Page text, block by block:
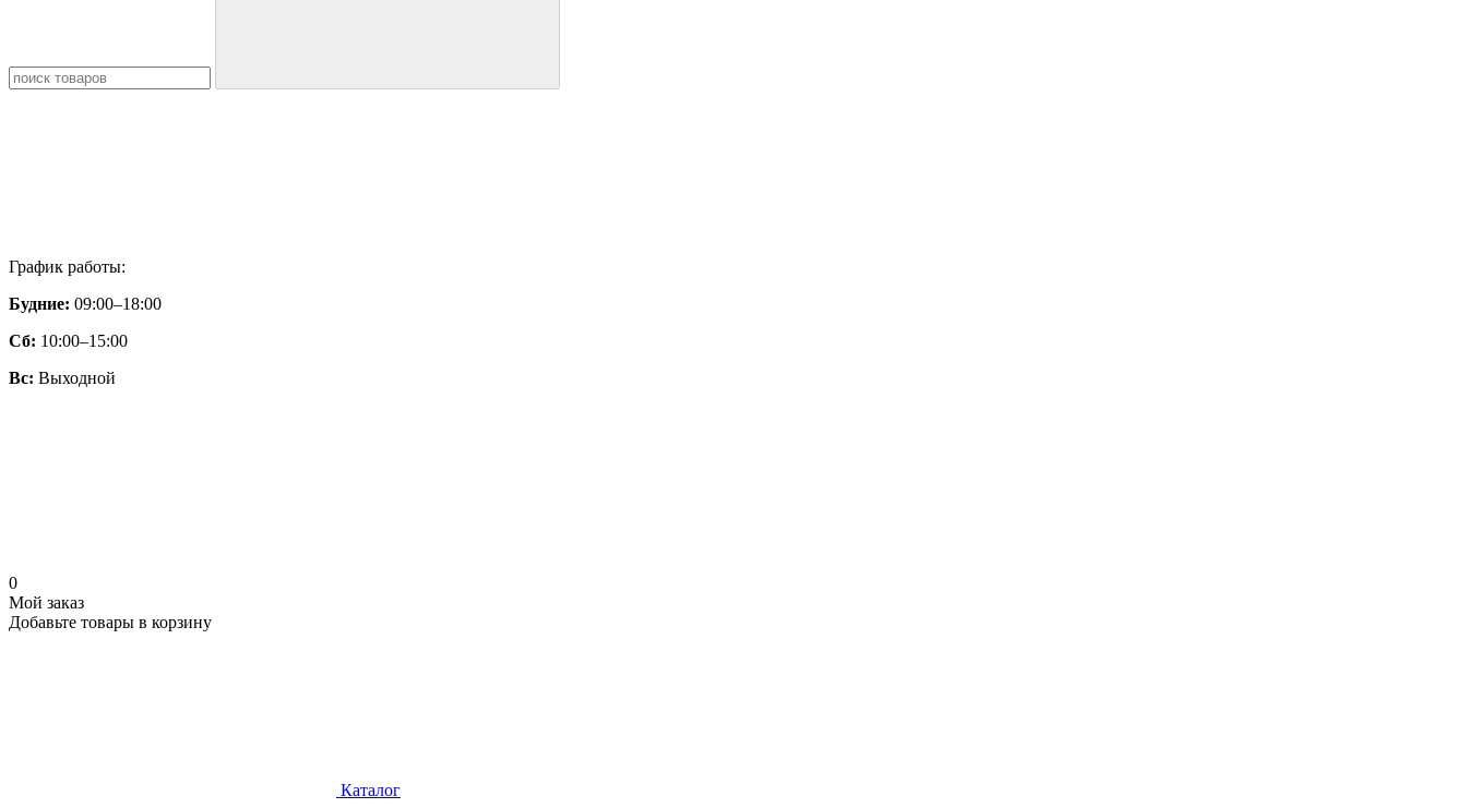
График работы:
Будние: 09:00–18:00
Сб: 10:00–15:00
Вс: Выходной
0
Мой заказ
Добавьте товары в корзину
Каталог